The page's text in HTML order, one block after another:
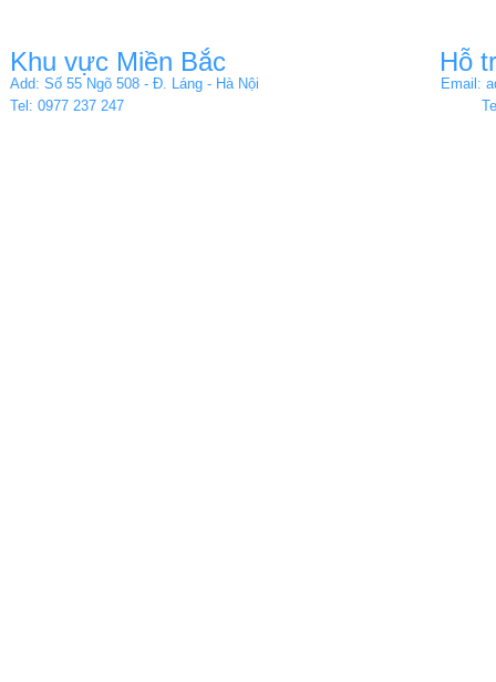
Khu vực Miền Bắc
Add: Số 55 Ngõ 508 - Đ. Láng - Hà Nội
Tel: 0977 237 247
Hỗ
Email: